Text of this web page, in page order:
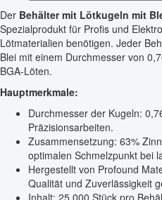
Der Behälter mit Lötkugeln mit
Spezialprodukt für Profis und
Lötmaterialien benötigen. Jeder
Blei mit einem Durchmesser von
BGA-Löten.
Hauptmerkmale:
Durchmesser der Kugeln:
Präzisionsarbeiten.
Zusammensetzung: 63%
optimalen Schmelzpunkt bei
Hergestellt von Profound
Qualität und Zuverlässigkeit
Inhalt: 25.000 Stück pro